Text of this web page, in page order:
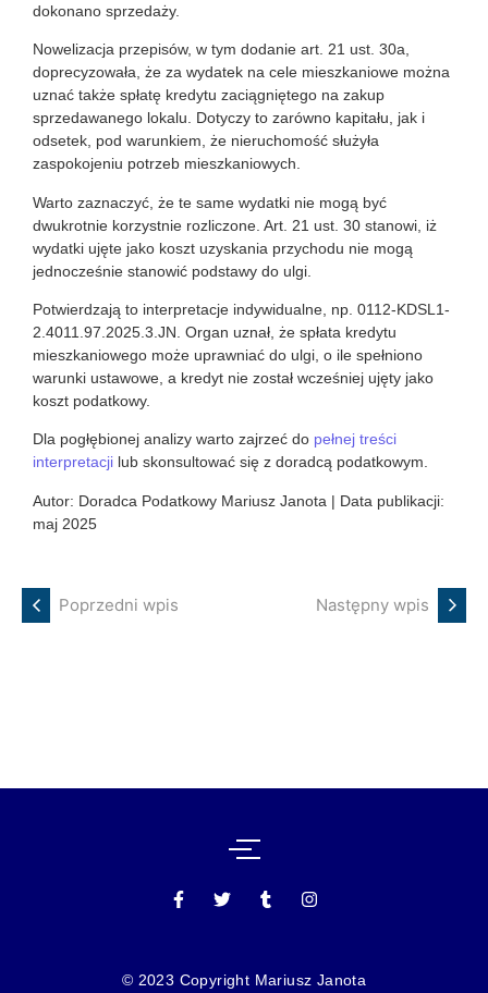
dokonano sprzedaży.
Nowelizacja przepisów, w tym dodanie art. 21 ust. 30a,
doprecyzowała, że za wydatek na cele mieszkaniowe można
uznać także spłatę kredytu zaciągniętego na zakup
sprzedawanego lokalu. Dotyczy to zarówno kapitału, jak i
odsetek, pod warunkiem, że nieruchomość służyła
zaspokojeniu potrzeb mieszkaniowych.
Warto zaznaczyć, że te same wydatki nie mogą być
dwukrotnie korzystnie rozliczone. Art. 21 ust. 30 stanowi, iż
wydatki ujęte jako koszt uzyskania przychodu nie mogą
jednocześnie stanowić podstawy do ulgi.
Potwierdzają to interpretacje indywidualne, np. 0112-KDSL1-
2.4011.97.2025.3.JN. Organ uznał, że spłata kredytu
mieszkaniowego może uprawniać do ulgi, o ile spełniono
warunki ustawowe, a kredyt nie został wcześniej ujęty jako
koszt podatkowy.
Dla pogłębionej analizy warto zajrzeć do pełnej treści
interpretacji lub skonsultować się z doradcą podatkowym.
Autor: Doradca Podatkowy Mariusz Janota | Data publikacji:
maj 2025
Poprzedni wpis Następny wpis
© 2023 Copyright Mariusz Janota